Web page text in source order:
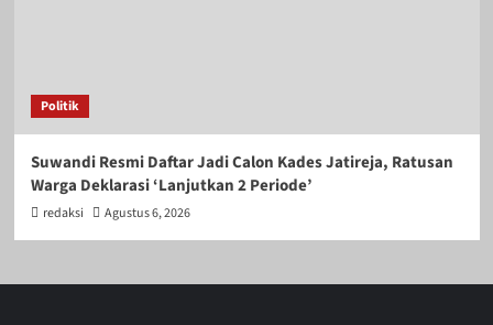
Politik
Suwandi Resmi Daftar Jadi Calon Kades Jatireja, Ratusan
Warga Deklarasi ‘Lanjutkan 2 Periode’
redaksi Agustus 6, 2026